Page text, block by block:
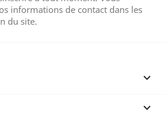
informations de contact dans les
du site.

